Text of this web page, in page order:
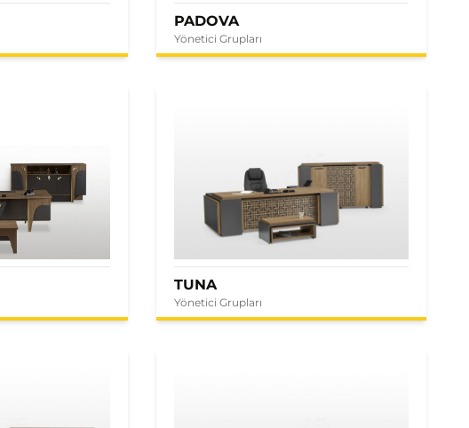
PADOVA
Yönetici Grupları
TUNA
Yönetici Grupları